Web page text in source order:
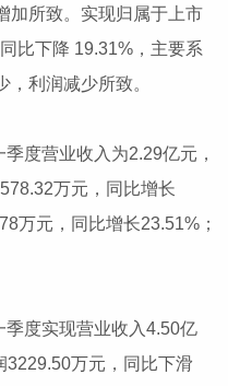
加所致。实现归属于上市
比下降 19.31%，主要系
，利润减少所致。
度营业收入为2.29亿元，
万元，同比增长
万元，同比增长23.51%；
度实现营业收入4.50亿
3229.50万元，同比下滑